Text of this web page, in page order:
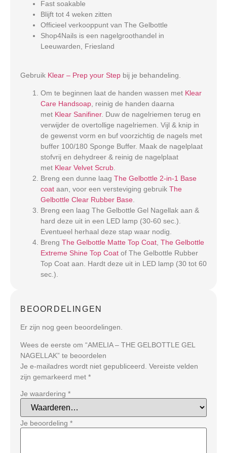
Fast soakable
Blijft tot 4 weken zitten
Officieel verkooppunt van The Gelbottle
Shop4Nails is een nagelgroothandel in
Leeuwarden, Friesland
Gebruik Klear – Prep your Step bij je behandeling.
Om te beginnen laat de handen wassen met Klear
Care Handsoap , reinig de handen daarna
met Klear Sanifiner. Duw de nagelriemen terug en
verwijder de overtollige nagelriemen. Vijl & knip in
de gewenst vorm en buf voorzichtig de nagels met
buffer 100/180 Sponge Buffer. Maak de nagelplaat
stofvrij en dehydreer & reinig de nagelplaat
met Klear Velvet Scrub
Breng een dunne laag The Gelbottle 2-in-1 Base
coat aan, voor een versteviging gebruik The
Gelbottle Clear Rubber Base
Breng een laag The Gelbottle Gel Nagellak aan &
hard deze uit in een LED lamp (30-60 sec.).
Eventueel herhaal deze stap waar nodig.
Breng The Gelbottle Matte Top Coat The Gelbottle
Extreme Shine Top Coat of The Gelbottle Rubber
Top Coat aan. Hardt deze uit in LED lamp (30 tot 60
sec.).
BEOORDELINGEN
Er zijn nog geen beoordelingen.
Wees de eerste om “AMELIA – THE GELBOTTLE GEL
NAGELLAK” te beoordelen
Je e-mailadres wordt niet gepubliceerd. Vereiste velden
zijn gemarkeerd met *
Je waardering *
Je beoordeling *